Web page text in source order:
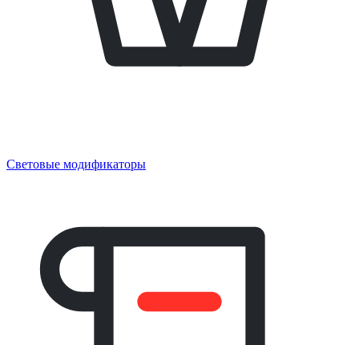
Световые модификаторы